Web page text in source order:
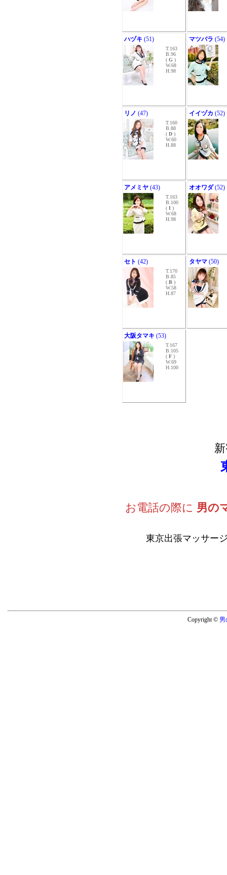
ハヅキ (51)
T.163
B.96
( G )
W.68
H.98
マツバラ (54)
リノ (47)
T.160
B.88
( D )
W.60
H.88
イイヅカ (52)
アメミヤ (43)
T.163
B.100
( I )
W.68
H.98
オオワダ(52)
セト (42)
T.170
B.85
( B )
W.58
H.87
タヤマ (50)
大阪タマキ (53)
T.167
B.105
( F )
W.69
H.100
お電話の際に 男の
東京出張マッサー
Copyright © 男